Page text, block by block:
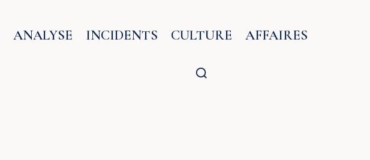
ANALYSE INCIDENTS CULTURE AFFAIRES